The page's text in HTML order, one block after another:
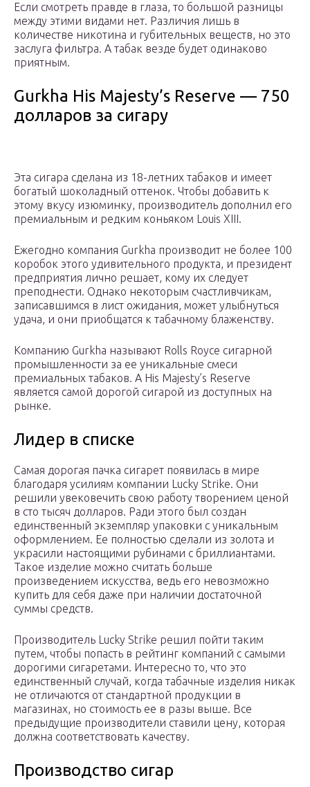
Если смотреть правде в глаза, то большой разницы
между этими видами нет. Различия лишь в
количестве никотина и губительных веществ, но это
заслуга фильтра. А табак везде будет одинаково
приятным.
Gurkha His Majesty’s Reserve — 750
долларов за сигару
Эта сигара сделана из 18-летних табаков и имеет
богатый шоколадный оттенок. Чтобы добавить к
этому вкусу изюминку, производитель дополнил его
премиальным и редким коньяком Louis XIII.
Ежегодно компания Gurkha производит не более 100
коробок этого удивительного продукта, и президент
предприятия лично решает, кому их следует
преподнести. Однако некоторым счастливчикам,
записавшимся в лист ожидания, может улыбнуться
удача, и они приобщатся к табачному блаженству.
Компанию Gurkha называют Rolls Royce сигарной
промышленности за ее уникальные смеси
премиальных табаков. А His Majesty’s Reserve
является самой дорогой сигарой из доступных на
рынке.
Лидер в списке
Самая дорогая пачка сигарет появилась в мире
благодаря усилиям компании Lucky Strike. Они
решили увековечить свою работу творением ценой
в сто тысяч долларов. Ради этого был создан
единственный экземпляр упаковки с уникальным
оформлением. Ее полностью сделали из золота и
украсили настоящими рубинами с бриллиантами.
Такое изделие можно считать больше
произведением искусства, ведь его невозможно
купить для себя даже при наличии достаточной
суммы средств.
Производитель Lucky Strike решил пойти таким
путем, чтобы попасть в рейтинг компаний с самыми
дорогими сигаретами. Интересно то, что это
единственный случай, когда табачные изделия никак
не отличаются от стандартной продукции в
магазинах, но стоимость ее в разы выше. Все
предыдущие производители ставили цену, которая
должна соответствовать качеству.
Производство сигар